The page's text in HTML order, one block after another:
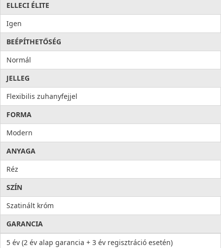
ELLECI ÉLITE
Igen
BEÉPÍTHETŐSÉG
Normál
JELLEG
Flexibilis zuhanyfejjel
FORMA
Modern
ANYAGA
Réz
SZÍN
Szatinált króm
GARANCIA
5 év (2 év alap garancia + 3 év regisztráció esetén)